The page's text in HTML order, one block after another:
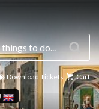
Download Tickets Cart